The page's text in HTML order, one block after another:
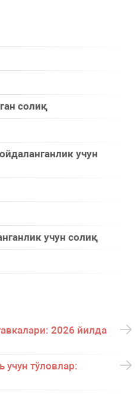
солиқ
учун
учун солиқ
2026 йилда
тўловлар: